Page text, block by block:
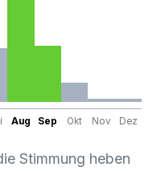
Aug Sep Okt Nov Dez
Stimmung heben